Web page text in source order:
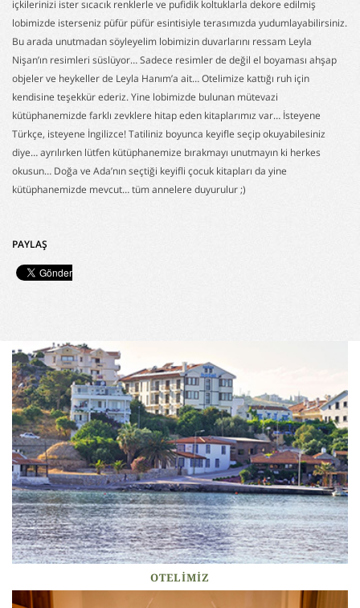
içkilerinizi ister sıcacık renklerle ve pufidik koltuklarla dekore edilmiş
lobimizde isterseniz püfür püfür esintisiyle terasımızda yudumlayabilirsiniz.
Bu arada unutmadan söyleyelim lobimizin duvarlarını ressam Leyla
Nişan’ın resimleri süslüyor… Sadece resimler de değil el boyaması ahşap
objeler ve heykeller de Leyla Hanım’a ait… Otelimize kattığı ruh için
kendisine teşekkür ederiz. Yine lobimizde bulunan mütevazi
kütüphanemizde farklı zevklere hitap eden kitaplarımız var… İsteyene
Türkçe, isteyene İngilizce! Tatiliniz boyunca keyifle seçip okuyabilesiniz
diye… ayrılırken lütfen kütüphanemize bırakmayı unutmayın ki herkes
okusun… Doğa ve Ada’nın seçtiği keyifli çocuk kitapları da yine
kütüphanemizde mevcut… tüm annelere duyurulur ;)
PAYLAŞ
OTELIMIZ